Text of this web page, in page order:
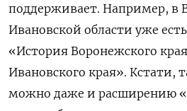
поддерживает. Например, в
Ивановской области уже
«История Воронежского
Ивановского края». Кстати,
можно даже и расширению